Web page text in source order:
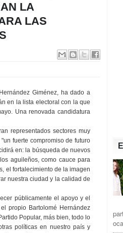
LA
LAS
Giménez, ha dado a
en la lista electoral con la que
Una renovada candidatura
representados sectores muy
fuerte compromiso de futuro
en: la búsqueda de nuevos
aguileños, como cauce para
el fortalecimiento de la imagen
nuestra ciudad y la calidad de
públicamente el apoyo y el
propio Bartolomé Hernández
Popular, más bien, todo lo
políticas en nuestro país y